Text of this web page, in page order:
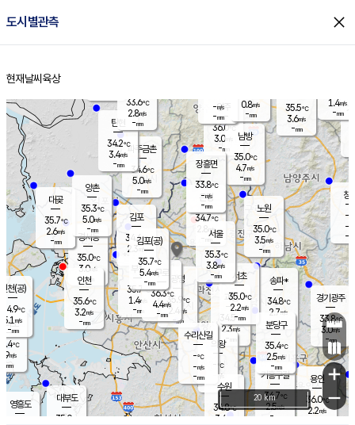
도시별관측 close
홈
현재날씨 육상
의도
℃
m/s
mm
영흥도
양주
36.0℃
3.0
-mm
과천
34.5℃
2.3m/s
- mm
용인
36.0℃
2.2m/s
경기광주
33.8℃
3.0m/s
-mm
대부도
35.0
경서동
35.0℃
3.0m/s
-mm
파주금촌
34.6℃
5.0m/s
-mm
35.5℃
3.6m/s
-mm
대곶
35.7℃
2.6m/s
-mm
창
-
-m/
-
탄현
34.2℃
3.4m/s
-mm
1.4m/s
-mm
의왕
- ℃
m/s
mm
김포
34.6℃
2.3 m/s
mm
광명
35.9 ℃
2.4 m/s
-mm
부천
35.7℃
1.4m/s
-mm
양촌
35.3℃
5.0m/s
-mm
구로
36.3℃
4.4m/s
-mm
은평
34.7℃
2.8 m/s
- mm
노원
35.0℃
3.5m/s
-mm
송파*
34.8℃
2.7m/s
-mm
서초
35.0℃
2.2m/s
-mm
남방
35.0℃
4.7m/s
-mm
기흥구갈
34.7℃
2.5m/s
-
수리산길
-℃
-m/s
-mm
분당구
35.4℃
2.5m/s
-mm
장흥면
33.8℃
-m/s
-mm
-m/s
-mm
인천(공)
34.9℃
5.1 m/s
-mm
김포(공)
35.7℃
5.4m/s
-mm
수원
34.8℃
3.4 m/s
인천
35.6℃
3.2m/s
-mm
서울
35.3℃
3.8m/s
-mm
33.6℃
2.8m/s
-mm
0.8m/s
-mm
+
−
20 km